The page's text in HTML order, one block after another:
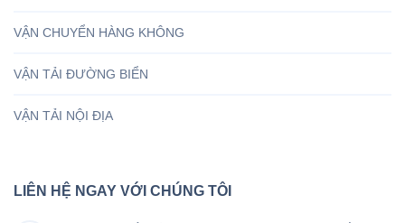
VẬN CHUYỂN HÀNG KHÔNG
VẬN TẢI ĐƯỜNG BIỂN
VẬN TẢI NỘI ĐỊA
LIÊN HỆ NGAY VỚI CHÚNG TÔI